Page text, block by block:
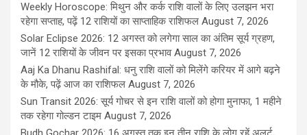
Weekly Horoscope: मिथुन और कर्क राशि वालों के लिए उलझन भरा
रहेगा सप्ताह, पढ़ें 12 राशियों का साप्ताहिक राशिफल August 7, 2026
Solar Eclipse 2026: 12 अगस्त को लगेगा साल का अंतिम सूर्य ग्रहण,
जानें 12 राशियों के जीवन पर इसका प्रभाव August 7, 2026
Aaj Ka Dhanu Rashifal: धनु राशि वालों को मिलेंगे करियर में आगे बढ़ने
के मौके, पढ़ें आज का राशिफल August 7, 2026
Sun Transit 2026: सूर्य गोचर से इन राशि वालों को होगा मुनाफा, 1 महीने
तक रहेगा गोल्डन टाइम August 7, 2026